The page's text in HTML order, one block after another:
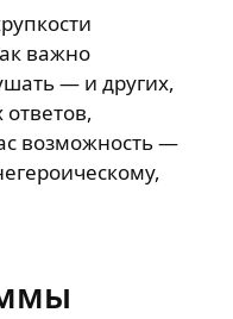
важно
— и других,
возможность —